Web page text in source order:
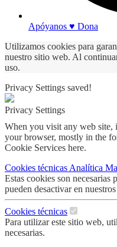
Apóyanos ♥ Dona
Utilizamos cookies para
nuestro sitio web. Al
uso.
Privacy Settings saved!
Privacy Settings
When you visit any web site,
your browser, mostly in the
Cookie Services here.
Cookies técnicas Analítica
Estas cookies son
pueden desactivar en nuestros
Cookies técnicas
Para utilizar este sitio web,
necesarias.